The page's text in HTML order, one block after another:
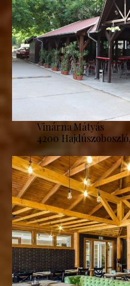
Vinárna Mátyás
4200